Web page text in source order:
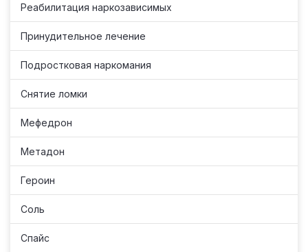
Реабилитация наркозависимых
Принудительное лечение
Подростковая наркомания
Снятие ломки
Мефедрон
Метадон
Героин
Соль
Спайс